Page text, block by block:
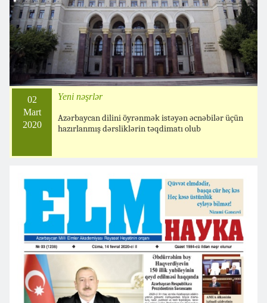
02
Mart
2020
Yeni nəşrlər
Azərbaycan dilini öyrənmək istəyən əcnəbilər üçün
hazırlanmış dərsliklərin təqdimatı olub